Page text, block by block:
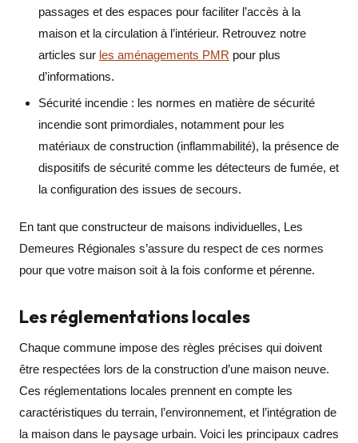
passages et des espaces pour faciliter l’accès à la
maison et la circulation à l’intérieur. Retrouvez notre
articles sur les aménagements PMR pour plus
d’informations.
Sécurité incendie : les normes en matière de sécurité
incendie sont primordiales, notamment pour les
matériaux de construction (inflammabilité), la présence de
dispositifs de sécurité comme les détecteurs de fumée, et
la configuration des issues de secours.
En tant que constructeur de maisons individuelles, Les
Demeures Régionales s’assure du respect de ces normes
pour que votre maison soit à la fois conforme et pérenne.
Les réglementations locales
Chaque commune impose des règles précises qui doivent
être respectées lors de la construction d’une maison neuve.
Ces réglementations locales prennent en compte les
caractéristiques du terrain, l’environnement, et l’intégration de
la maison dans le paysage urbain. Voici les principaux cadres